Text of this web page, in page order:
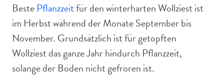
Beste Pflanzzeitfür den winterharten Wollziest ist
im Herbst während der Monate September bis
November. Grundsätzlich ist für getopften
Wollziest das ganze Jahr hindurch Pflanzzeit,
solange der Boden nicht gefroren ist.